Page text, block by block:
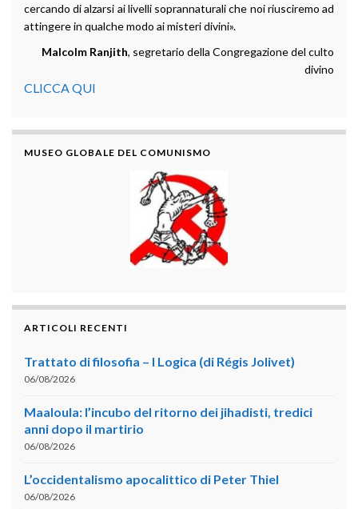
cercando di alzarsi ai livelli soprannaturali che noi riusciremo ad
attingere in qualche modo ai misteri divini».
Malcolm Ranjith, segretario della Congregazione del culto
divino
CLICCA QUI
MUSEO GLOBALE DEL COMUNISMO
ARTICOLI RECENTI
Trattato di filosofia – I Logica (di Régis Jolivet)
06/08/2026
Maaloula: l’incubo del ritorno dei jihadisti, tredici
anni dopo il martirio
06/08/2026
L’occidentalismo apocalittico di Peter Thiel
06/08/2026